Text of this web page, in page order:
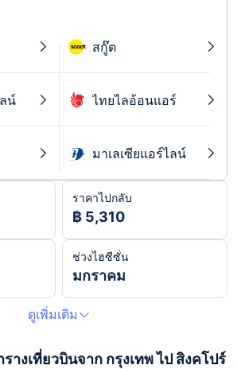
สกู๊ต
น์ ไทยไลอ้อนแอร์
มาเลเซียแอร์ไลน์
ราคาไปกลับ
฿ 5,310
ช่วงไฮซีซั่น
มกราคม
ดูเพิ่มเติม
างเที่ยวบินจาก กรุงเทพ ไป สิงคโปร์